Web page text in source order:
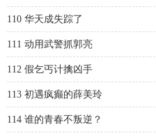
110 华天成失踪了
111 动用武警抓郭亮
112 假乞丐计擒凶手
113 初遇疯癫的薛美玲
114 谁的青春不叛逆？